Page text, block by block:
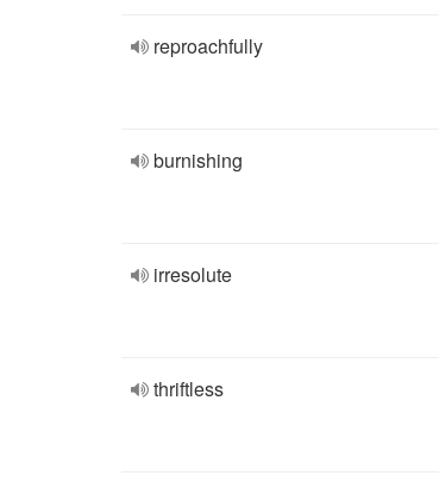
reproachfully
burnishing
irresolute
thriftless